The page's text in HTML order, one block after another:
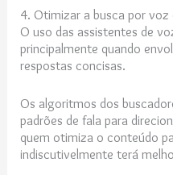
4. Otimizar a busca por voz
O uso das assistentes de
principalmente quando
respostas concisas.
Os algoritmos dos
padrões de fala para
quem otimiza o conteúdo
indiscutivelmente terá